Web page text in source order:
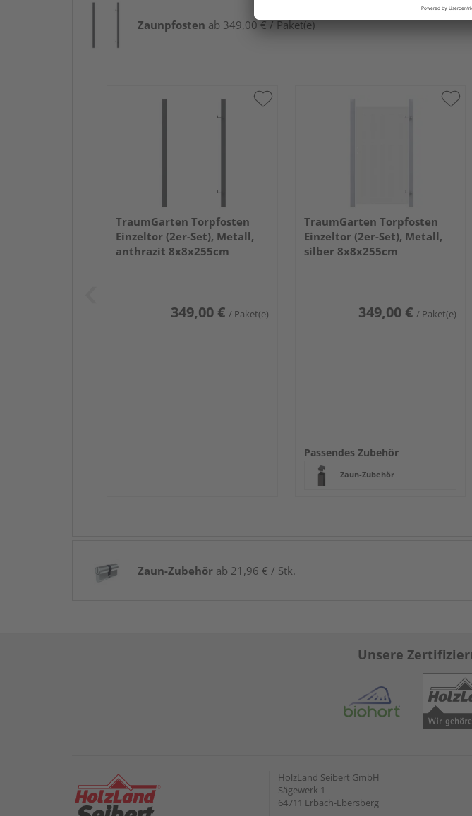
Zaunpfosten ab 349,00 € / Paket(e)
TraumGarten Torpfosten
Einzeltor (2er-Set), Metall,
anthrazit 8x8x255cm
349,00 € / Paket(e)
TraumGarten Torpfosten
Einzeltor (2er-Set), Metall,
silber 8x8x255cm
349,00 € / Paket(e)
Passendes Zubehör
Zaun-Zubehör
Zaun-Zubehör ab 21,96 € / Stk.
Unsere
HolzLand Seibert GmbH
Sägewerk 1
64711 Erbach-Ebersberg